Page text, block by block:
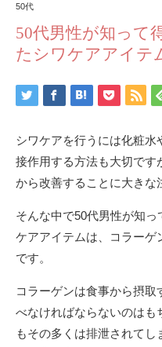
50代
50代男性が知って
たシワケアアイテ
シワケアを行うには化粧水
接作用する方法も大切です
から改善することに大きな
そんな中で50代男性が知
ケアアイテムは、コラーゲ
です。
コラーゲンは食事から摂
べなければならないのはも
もその多くは排泄されてし